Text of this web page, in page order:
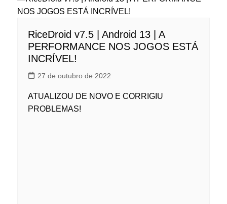
RiceDroid v7.5 | Android 13 | A
PERFORMANCE NOS JOGOS ESTÁ
INCRÍVEL!
27 de outubro de 2022
ATUALIZOU DE NOVO E CORRIGIU
PROBLEMAS!